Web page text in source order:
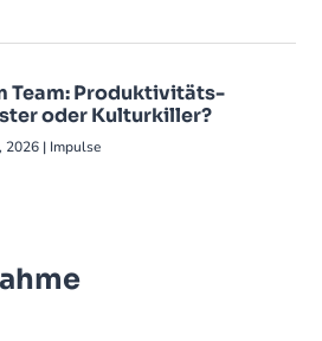
Team: Produktivitäts-
oder Kulturkiller?
2026 | Impulse